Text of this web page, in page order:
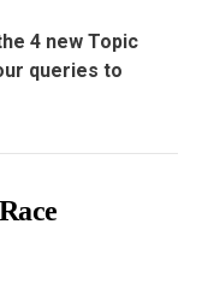
4 new Topic
queries to